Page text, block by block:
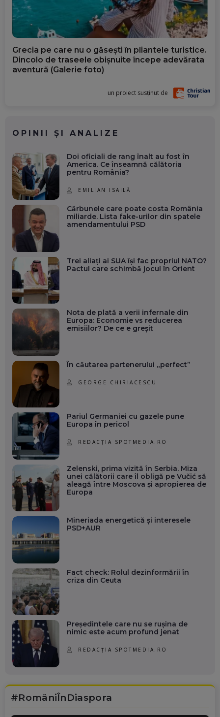
Grecia pe care nu o găsești în pliantele turistice.
Dincolo de traseele obișnuite începe adevărata
aventură (Galerie foto)
un proiect susținut de
OPINII ȘI ANALIZE
Doi oficiali de rang înalt au fost în
America. Ce înseamnă călătoria
pentru România?
EMILIAN ISAILĂ
Cărbunele care poate costa România
miliarde. Lista fake-urilor din spatele
amendamentului PSD
Trei aliați ai SUA își fac propriul NATO?
Pactul care schimbă jocul în Orient
Nota de plată a verii infernale din
Europa: Economie vs reducerea
emisiilor? De ce e greșit
În căutarea partenerului „perfect”
GEORGE CHIRIACESCU
Pariul Germaniei cu gazele pune
Europa în pericol
REDACȚIA SPOTMEDIA.RO
Zelenski, prima vizită în Serbia. Miza
unei călătorii care îl obligă pe Vučić să
aleagă între Moscova și apropierea de
Europa
Mineriada energetică și interesele
PSD+AUR
Fact check: Rolul dezinformării în
criza din Ceuta
Președintele care nu se rușina de
nimic este acum profund jenat
REDACȚIA SPOTMEDIA.RO
#RomâniÎnDiaspora